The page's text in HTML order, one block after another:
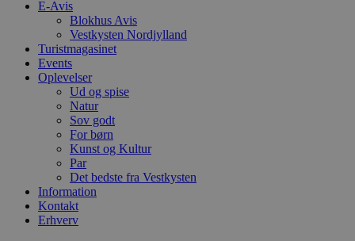
E-Avis
Blokhus Avis
Vestkysten Nordjylland
Turistmagasinet
Events
Oplevelser
Ud og spise
Natur
Sov godt
For børn
Kunst og Kultur
Par
Det bedste fra Vestkysten
Information
Kontakt
Erhverv